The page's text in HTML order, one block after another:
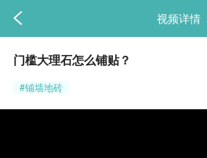
视频详情
门槛大理石怎么铺贴？
#铺墙地砖